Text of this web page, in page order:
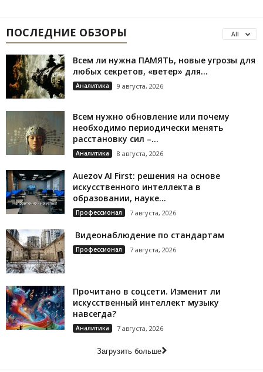
ПОСЛЕДНИЕ ОБЗОРЫ All
Всем ли нужна ПАМЯТЬ, новые угрозы для
любых секретов, «ветер» для...
Аналитика 9 августа, 2026
Всем нужно обновление или почему
необходимо периодически менять
расстановку сил –...
Аналитика 8 августа, 2026
Auezov AI First: решения на основе
искусственного интеллекта в
образовании, науке...
Профессионал 7 августа, 2026
Видеонаблюдение по стандартам
Профессионал 7 августа, 2026
Прочитано в соцсети. Изменит ли
искусственный интеллект музыку
навсегда?
Аналитика 7 августа, 2026
Загрузить больше